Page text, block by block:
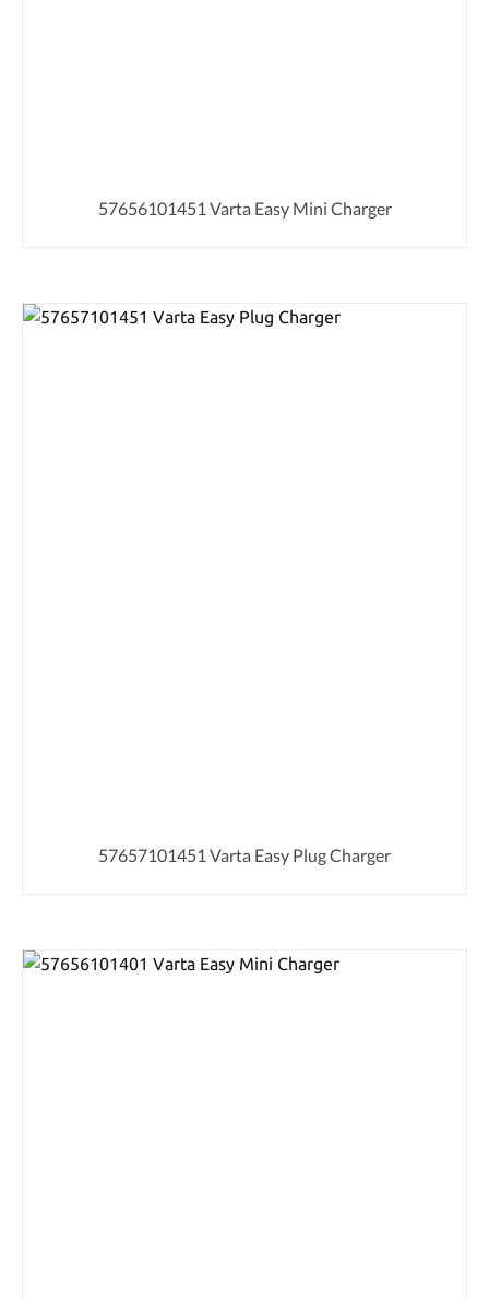
57656101451 Varta Easy Mini Charger
57657101451 Varta Easy Plug Charger